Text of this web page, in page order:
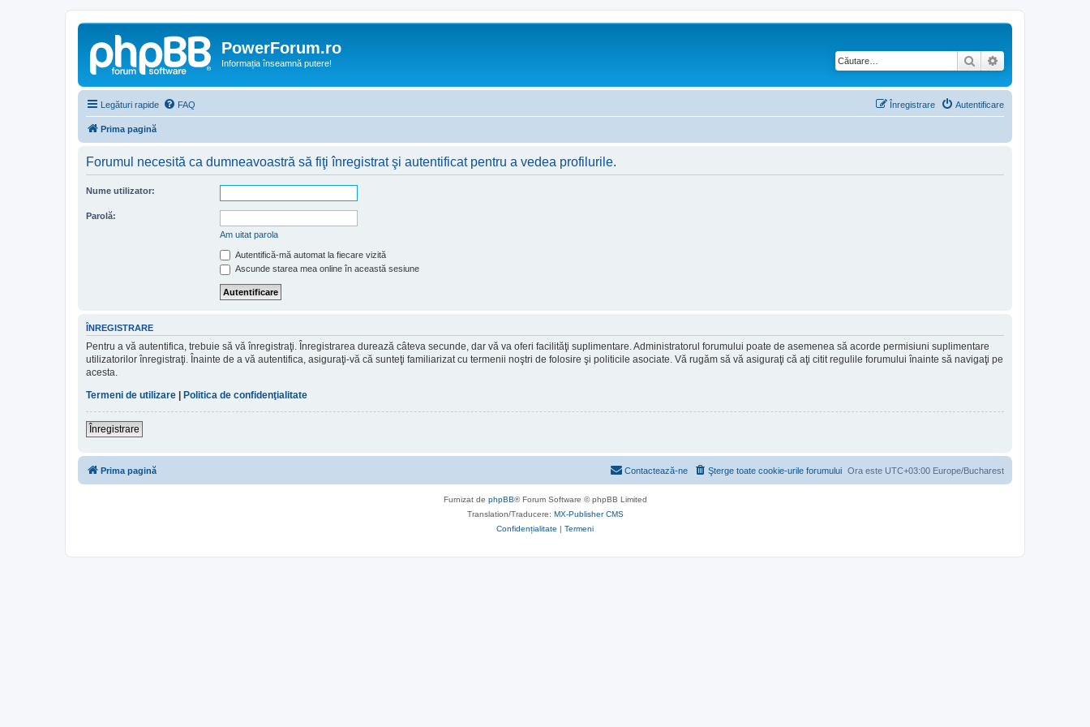
PowerForum.ro
Informația înseamnă putere! Căutare
Legături rapide FAQ Autentificare
Înregistrare
Prima pagină
Forumul necesită ca dumneavoastră să fiţi înregistrat şi autentificat pentru a vedea profilurile.
Nume utilizator:
Parolă:
Am uitat parola
Autentifică-mă automat la fiecare vizită
Ascunde starea mea online în această sesiune
ÎNREGISTRARE
Pentru a vă autentifica, trebuie să vă înregistraţi. Înregistrarea durează câteva secunde, dar vă va oferi facilităţi suplimentare. Administratorul forumului poate de asemenea să acorde permisiuni suplimentare
utilizatorilor înregistraţi. Înainte de a vă autentifica, asiguraţi-vă că sunteţi familiarizat cu termenii noştri de folosire şi politicile asociate. Vă rugăm să vă asiguraţi că aţi citit regulile forumului înainte să navigaţi pe
acesta.
Termeni de utilizare
Politica de confidenţialitate
Înregistrare
Prima pagină Ora este UTC+03:00 Europe/Bucharest
Şterge toate cookie-urile forumului
Contactează-ne
Furnizat de phpBB® Forum Software © phpBB Limited
Translation/Traducere: MX-Publisher CMS
Confidențialitate | Termeni